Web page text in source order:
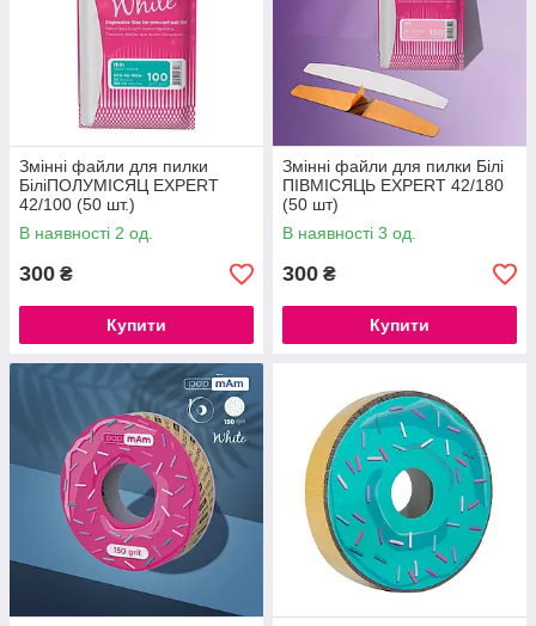
Змінні файли для пилки
БіліПОЛУМІСЯЦ EXPERT
42/100 (50 шт.)
В наявності 2 од.
300 ₴
Купити
Змінні файли для пилки Білі
ПІВМІСЯЦЬ EXPERT 42/180
(50 шт)
В наявності 3 од.
300 ₴
Купити